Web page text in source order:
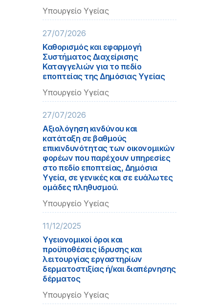
Υπουργείο Υγείας
27/07/2026
Καθορισμός και εφαρμογή
Συστήματος Διαχείρισης
Καταγγελιών για το πεδίο
εποπτείας της Δημόσιας Υγείας
Υπουργείο Υγείας
27/07/2026
Αξιολόγηση κινδύνου και
κατάταξη σε βαθμούς
επικινδυνότητας των οικονομικών
φορέων που παρέχουν υπηρεσίες
στο πεδίο εποπτείας, Δημόσια
Υγεία, σε γενικές και σε ευάλωτες
ομάδες πληθυσμού.
Υπουργείο Υγείας
11/12/2025
Υγειονομικοί όροι και
προϋποθέσεις ίδρυσης και
λειτουργίας εργαστηρίων
δερματοστιξίας ή/και διαπέρνησης
δέρματος
Υπουργείο Υγείας